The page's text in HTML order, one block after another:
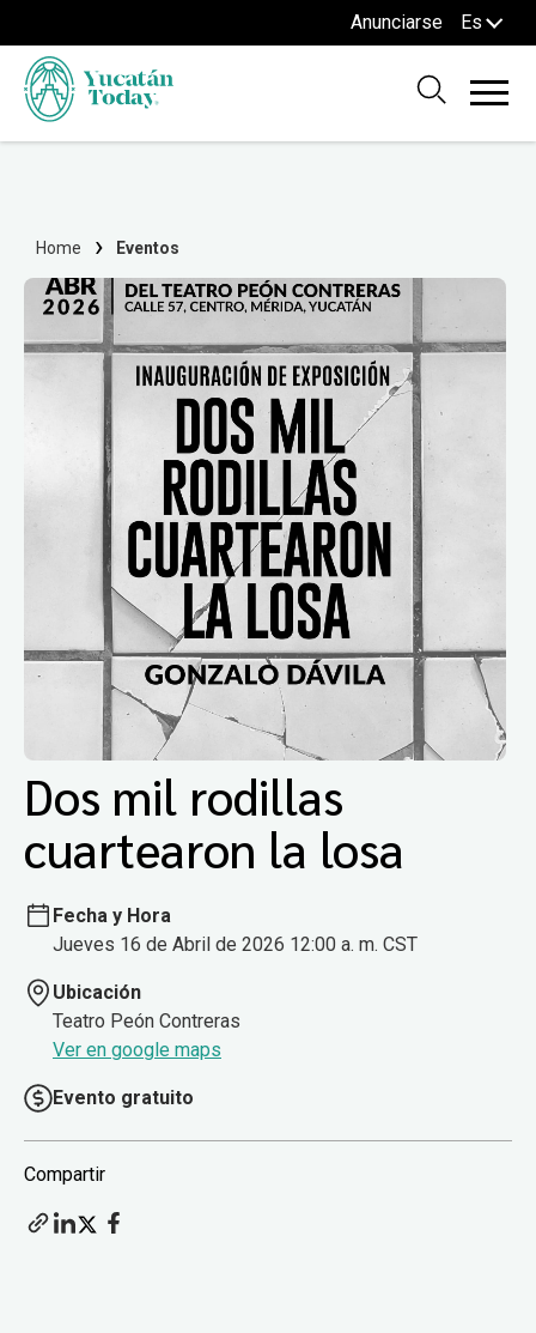
Anunciarse Es
Home Eventos
Dos mil rodillas
cuartearon la losa
Fecha y Hora
Jueves 16 de Abril de 2026 12:00 a. m. CST
Ubicación
Teatro Peón Contreras
Ver en google maps
Evento gratuito
Compartir